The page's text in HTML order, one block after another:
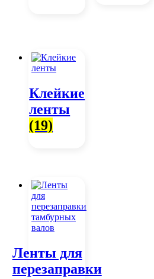
Клейкие
ленты
(19)
Ленты для
перезаправки